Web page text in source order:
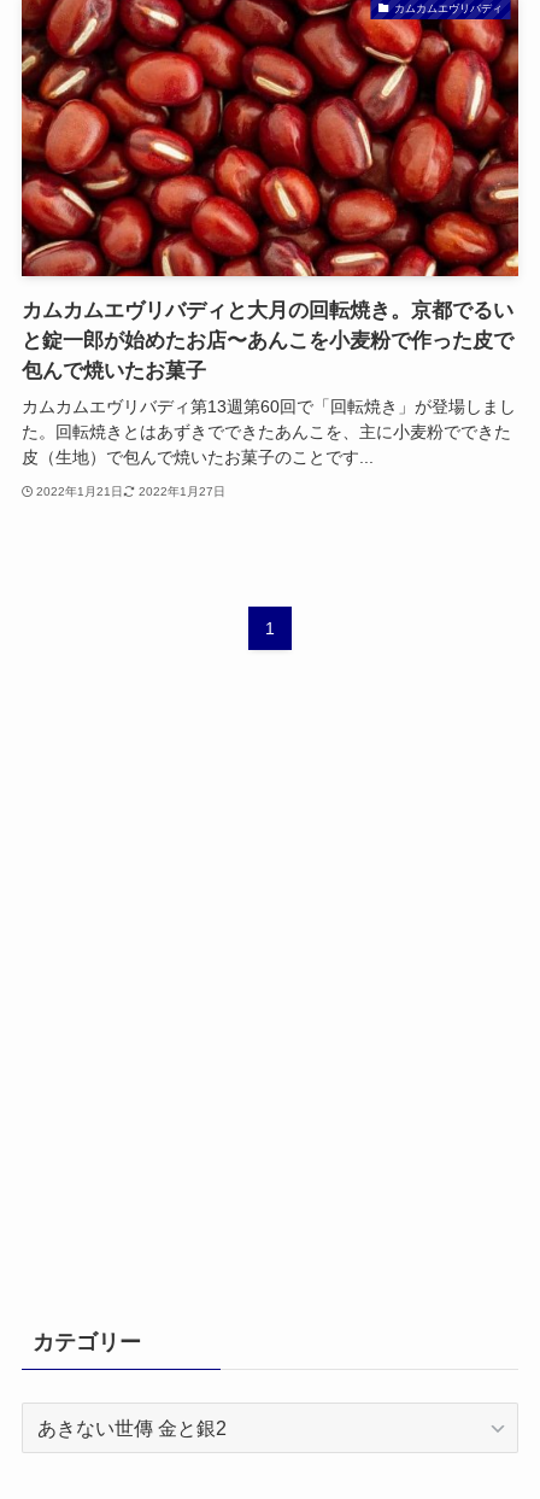
カムカムエヴリバディ
カムカムエヴリバディと大月の回転焼き。京都でるい
と錠一郎が始めたお店〜あんこを小麦粉で作った皮で
包んで焼いたお菓子
カムカムエヴリバディ第13週第60回で「回転焼き」が登場しまし
た。回転焼きとはあずきでできたあんこを、主に小麦粉でできた
皮（生地）で包んで焼いたお菓子のことです...
2022年1月21日 2022年1月27日
1
カテゴリー